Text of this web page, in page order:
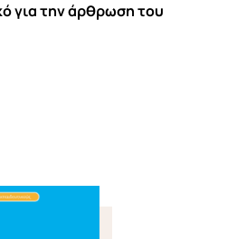
για την άρθρωση του